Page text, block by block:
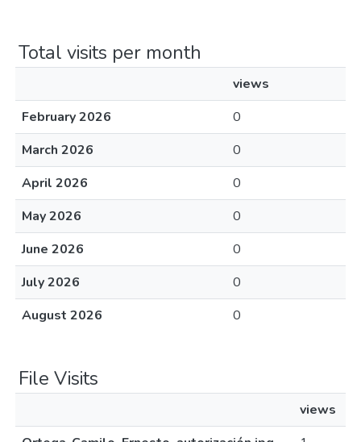
Total visits per month
views
February 2026
0
March 2026
0
April 2026
0
May 2026
0
June 2026
0
July 2026
0
August 2026
0
File Visits
views